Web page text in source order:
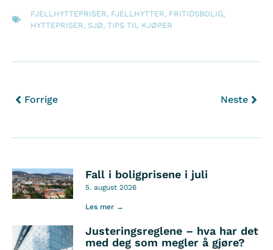
FJELLHYTTEPRISER, FJELLHYTTER, FRITIDSBOLIG,
HYTTEPRISER, SJØ, TIPS TIL KJØPER
Forrige Neste
Fall i boligprisene i juli
5. august 2026
Les mer →
Justeringsreglene – hva har det
med deg som megler å gjøre?